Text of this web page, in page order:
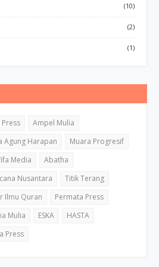
(10)
(2)
(1)
Ampel Mulia
Agung Harapan
Muara Progresif
Media
Abatha
Nusantara
Titik Terang
Ilmu Quran
Permata Press
Mulia ESKA
HASTA
Press